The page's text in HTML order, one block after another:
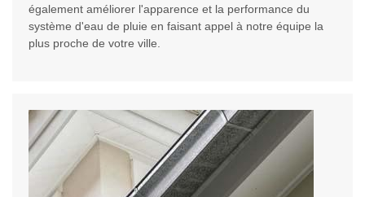
également améliorer l'apparence et la performance du
système d'eau de pluie en faisant appel à notre équipe la
plus proche de votre ville.